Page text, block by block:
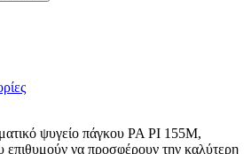
ψυγείο πάγκου PA PI 155M,
επιθυμούν να προσφέρουν την καλύτερη